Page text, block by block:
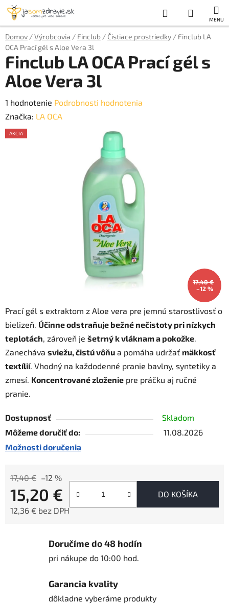
Prejsť
obsah
Hľadať
KOŠÍK
Domov /Výrobcovia / Finclub / Čistiace prostriedky / Finclub LA
OCA Prací gél s Aloe Vera 3l
Prací gél s extraktom z Aloe vera pre jemnú starostlivosť o
bielizeň. Účinne odstraňuje bežné nečistoty pri nízkych
teplotách, zároveň je šetrný k vláknam a pokožke.
Zanecháva sviežu, čistú vôňu a pomáha udržať mäkkosť
textílií. Vhodný na každodenné pranie bavlny, syntetiky a
zmesí. Koncentrované zloženie pre práčku aj ručné
pranie.
Dostupnosť
Skladom
Môžeme doručiť do:
11.08.2026
Možnosti doručenia
17,40 € –12 %
15,20 €
12,36 € bez DPH
DO KOŠÍKA
Finclub LA OCA Prací gél s
Aloe Vera 3l
Priemerné
hodnotenie
produktu
1 hodnotenie Podrobnosti hodnotenia
Značka: LA OCA
AKCIA
17,40 €
–12 %
Doručíme do 48 hodín
pri nákupe do 10:00 hod.
Garancia kvality
dôkladne vyberáme produkty